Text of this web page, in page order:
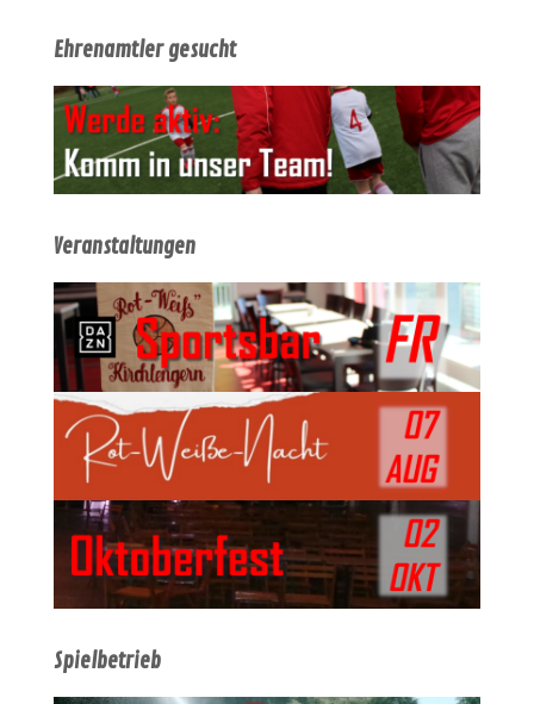
Ehrenamtler gesucht
Veranstaltungen
Spielbetrieb